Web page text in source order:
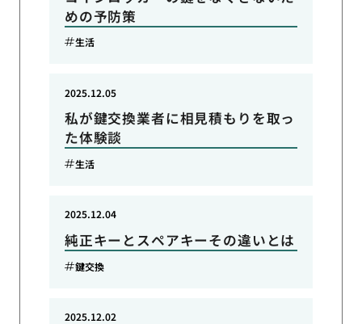
めの予防策
生活
私が鍵交換業者に相見積もりを取っ
た体験談
2025.12.05
生活
純正キーとスペアキーその違いとは
2025.12.04
鍵交換
2025.12.02